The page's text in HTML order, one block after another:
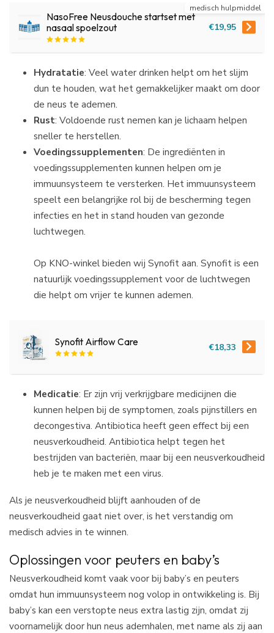
NasoFree Neusdouche startset met
nasaal spoelzout
medisch hulpmiddel
€19,95
Hydratatie: Veel water drinken helpt om het slijm
dun te houden, wat het gemakkelijker maakt om door
de neus te ademen.
Rust: Voldoende rust nemen kan je lichaam helpen
sneller te herstellen.
Voedingssupplementen: De ingrediënten in
voedingssupplementen kunnen helpen om je
immuunsysteem te versterken. Het immuunsysteem
speelt een belangrijke rol bij de bescherming tegen
infecties en het in stand houden van gezonde
luchtwegen.
Op KNO-winkel bieden wij Synofit aan. Synofit is een
natuurlijk voedingssupplement voor de luchtwegen
die helpt om vrijer te kunnen ademen.
Synofit Airflow Care €18,33
Medicatie: Er zijn vrij verkrijgbare medicijnen die
kunnen helpen bij de symptomen, zoals pijnstillers en
decongestiva. Antibiotica heeft geen effect bij een
neusverkoudheid. Antibiotica helpt tegen het
bestrijden van bacteriën, maar bij een neusverkoudheid
heb je te maken met een virus.
Als je neusverkoudheid blijft aanhouden of de
neusverkoudheid gaat niet over, is het verstandig om
medisch advies in te winnen.
Oplossingen voor peuters en baby’s
Neusverkoudheid komt vaak voor bij baby’s en peuters
omdat hun immuunsysteem nog volop in ontwikkeling is. Bij
baby’s kan een verstopte neus extra lastig zijn, omdat zij
voornamelijk door hun neus ademhalen, met name als zij aan